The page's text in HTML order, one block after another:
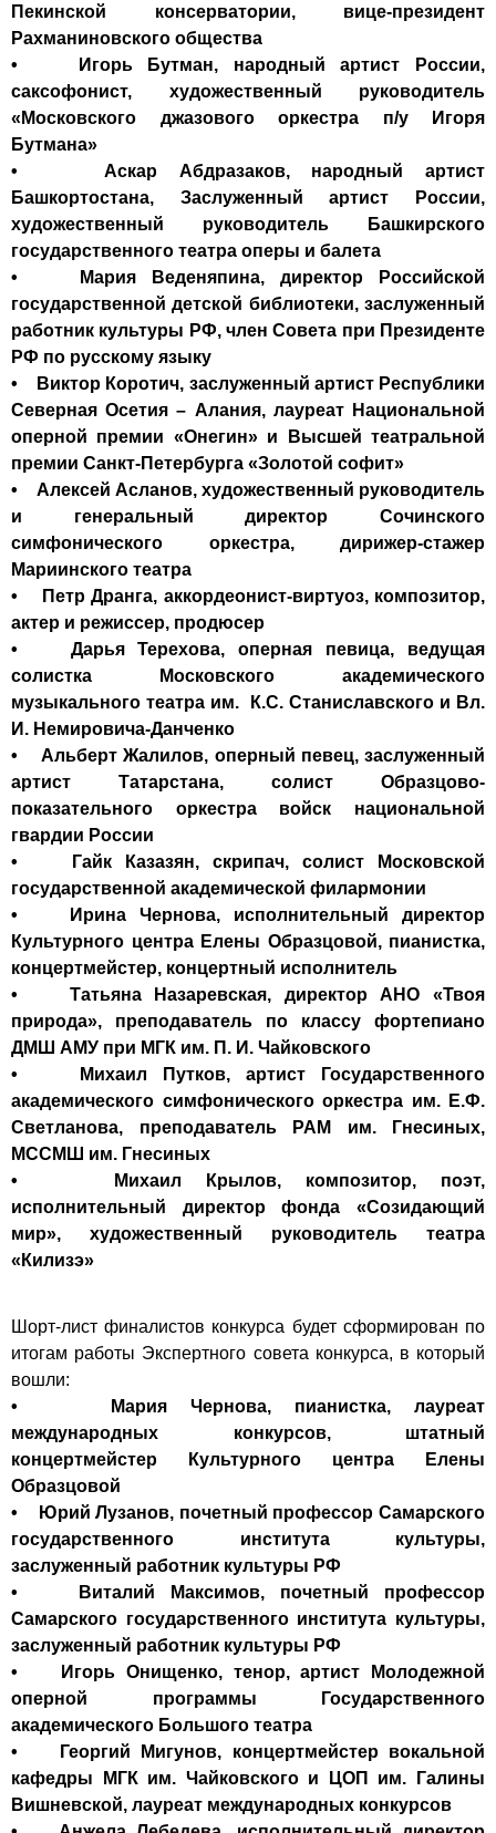
Пекинской консерватории, вице-президент
Рахманиновского общества
• Игорь Бутман, народный артист России,
саксофонист, художественный руководитель
«Московского джазового оркестра п/у Игоря
Бутмана»
• Аскар Абдразаков, народный артист
Башкортостана, Заслуженный артист России,
художественный руководитель Башкирского
государственного театра оперы и балета
• Мария Веденяпина, директор Российской
государственной детской библиотеки, заслуженный
работник культуры РФ, член Совета при Президенте
РФ по русскому языку
• Виктор Коротич, заслуженный артист Республики
Северная Осетия – Алания, лауреат Национальной
оперной премии «Онегин» и Высшей театральной
премии Санкт-Петербурга «Золотой софит»
• Алексей Асланов, художественный руководитель
и генеральный директор Сочинского
симфонического оркестра, дирижер-стажер
Мариинского театра
• Петр Дранга, аккордеонист-виртуоз, композитор,
актер и режиссер, продюсер
• Дарья Терехова, оперная певица, ведущая
солистка Московского академического
музыкального театра им. К.С. Станиславского и Вл.
И. Немировича-Данченко
• Альберт Жалилов, оперный певец, заслуженный
артист Татарстана, солист Образцово-
показательного оркестра войск национальной
гвардии России
• Гайк Казазян, скрипач, солист Московской
государственной академической филармонии
• Ирина Чернова, исполнительный директор
Культурного центра Елены Образцовой, пианистка,
концертмейстер, концертный исполнитель
• Татьяна Назаревская, директор АНО «Твоя
природа», преподаватель по классу фортепиано
ДМШ АМУ при МГК им. П. И. Чайковского
• Михаил Путков, артист Государственного
академического симфонического оркестра им. Е.Ф.
Светланова, преподаватель РАМ им. Гнесиных,
МССМШ им. Гнесиных
• Михаил Крылов, композитор, поэт,
исполнительный директор фонда «Созидающий
мир», художественный руководитель театра
«Килизэ»
Шорт-лист финалистов конкурса будет сформирован по
итогам работы Экспертного совета конкурса, в который
вошли:
• Мария Чернова, пианистка, лауреат
международных конкурсов, штатный
концертмейстер Культурного центра Елены
Образцовой
• Юрий Лузанов, почетный профессор Самарского
государственного института культуры,
заслуженный работник культуры РФ
• Виталий Максимов, почетный профессор
Самарского государственного института культуры,
заслуженный работник культуры РФ
• Игорь Онищенко, тенор, артист Молодежной
оперной программы Государственного
академического Большого театра
• Георгий Мигунов, концертмейстер вокальной
кафедры МГК им. Чайковского и ЦОП им. Галины
Вишневской, лауреат международных конкурсов